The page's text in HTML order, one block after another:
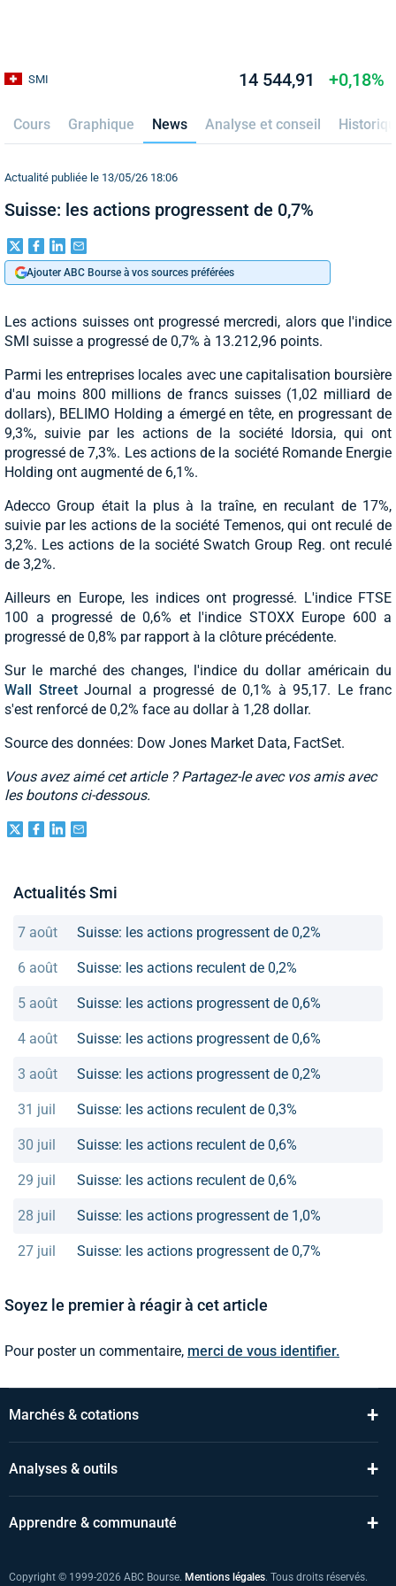
SMI 14 544,91 +0,18%
Cours Graphique News Analyse et conseil
Actualité publiée le 13/05/26 18:06
Suisse: les actions progressent de 0,7%
Ajouter ABC Bourse à vos sources préférées
Les actions suisses ont progressé mercredi, alors que l'indice
SMI suisse a progressé de 0,7% à 13.212,96 points.
Parmi les entreprises locales avec une capitalisation boursière
d'au moins 800 millions de francs suisses (1,02 milliard de
dollars), BELIMO Holding a émergé en tête, en progressant de
9,3%, suivie par les actions de la société Idorsia, qui ont
progressé de 7,3%. Les actions de la société Romande Energie
Holding ont augmenté de 6,1%.
Adecco Group était la plus à la traîne, en reculant de 17%,
suivie par les actions de la société Temenos, qui ont reculé de
3,2%. Les actions de la société Swatch Group Reg. ont reculé
de 3,2%.
Ailleurs en Europe, les indices ont progressé. L'indice FTSE
100 a progressé de 0,6% et l'indice STOXX Europe 600 a
progressé de 0,8% par rapport à la clôture précédente.
Sur le marché des changes, l'indice du dollar américain du
Wall StreetJournal a progressé de 0,1% à 95,17. Le franc
s'est renforcé de 0,2% face au dollar à 1,28 dollar.
Source des données: Dow Jones Market Data, FactSet.
Vous avez aimé cet article ? Partagez-le avec vos amis avec
les boutons ci-dessous.
Actualités Smi
7 août Suisse: les actions progressent de 0,2%
6 août Suisse: les actions reculent de 0,2%
5 août Suisse: les actions progressent de 0,6%
4 août Suisse: les actions progressent de 0,6%
3 août Suisse: les actions progressent de 0,2%
31 juil Suisse: les actions reculent de 0,3%
30 juil Suisse: les actions reculent de 0,6%
29 juil Suisse: les actions reculent de 0,6%
28 juil Suisse: les actions progressent de 1,0%
27 juil Suisse: les actions progressent de 0,7%
Soyez le premier à réagir à cet article
Pour poster un commentaire, merci de vous identifier.
Marchés & cotations +
Analyses & outils +
Apprendre & communauté +
Copyright © 1999-2026 ABC Bourse. Mentions légales. Tous droits réservés.